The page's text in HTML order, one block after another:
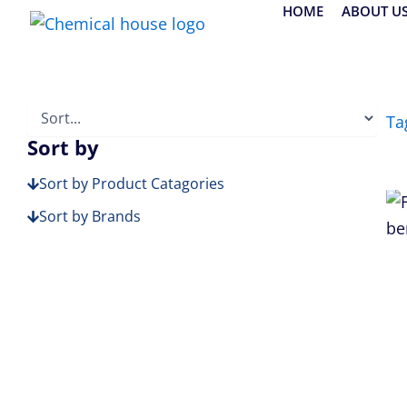
Skip
HOME ABOUT
Sort by
Sort by Product Catagories
Sort by Brands